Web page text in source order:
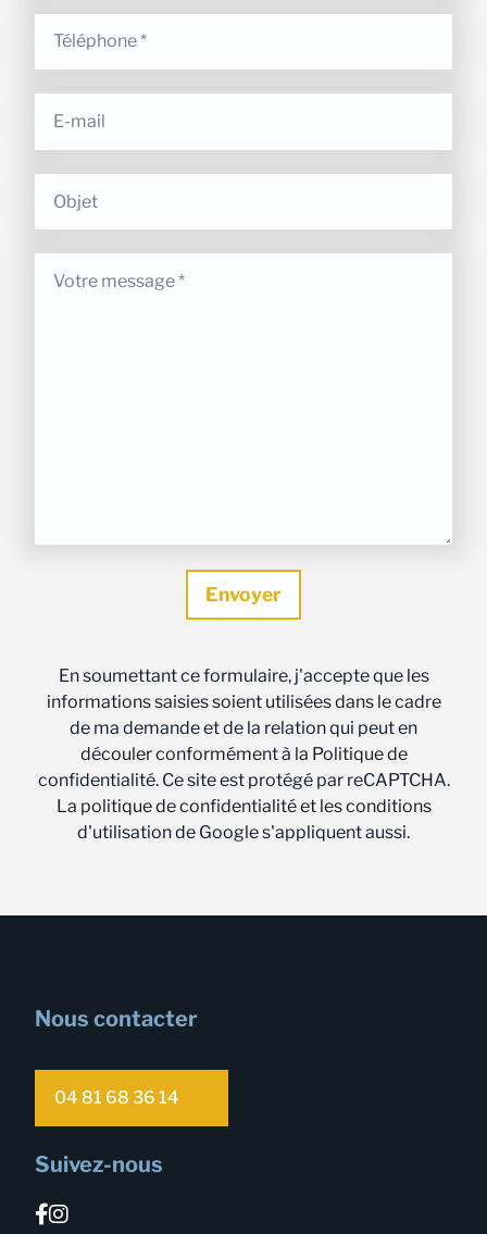
En soumettant ce formulaire, j'accepte que les
informations saisies soient utilisées dans le cadre
de ma demande et de la relation qui peut en
découler conformément à la Politique de
confidentialité. Ce site est protégé par reCAPTCHA.
La politique de confidentialité et les conditions
d'utilisation de Google s'appliquent aussi.
Nous contacter
04 81 68 36 14
Suivez-nous